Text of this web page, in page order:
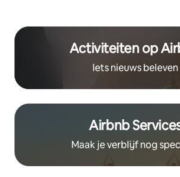
Activiteiten op
Iets nieuws beleven
Airbnb
Maak je verblijf nog